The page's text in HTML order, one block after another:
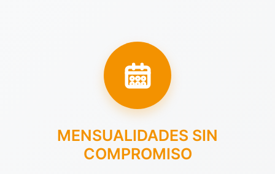
MENSUALIDADES SIN
COMPROMISO